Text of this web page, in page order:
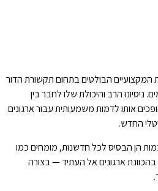
המקצועיים הבולטים בתחום תקשורת הדור
הרב והיכולת שלו לחבר בין
אותו לדמות משמעותית עבור ארגונים
החדש.
הן הבסיס לכל חדשנות, מומחים כמו
ארגונים אל העתיד — בצורה